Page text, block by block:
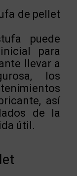
de pellet
puede
para
llevar a
los
así
de la
útil.